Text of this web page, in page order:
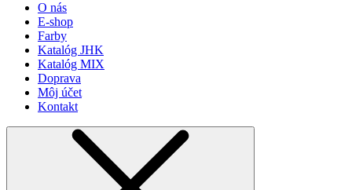
O nás
E-shop
Farby
Katalóg JHK
Katalóg MIX
Doprava
Môj účet
Kontakt